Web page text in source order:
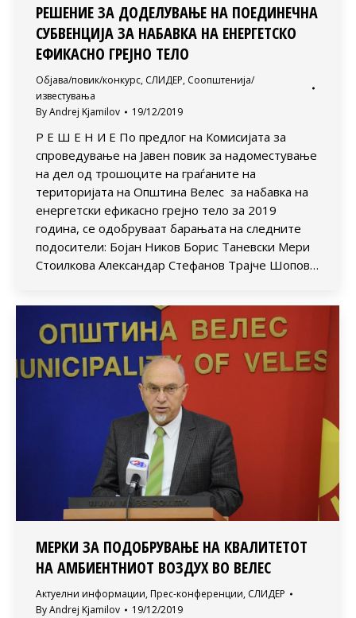
РЕШЕНИЕ ЗА ДОДЕЛУВАЊЕ НА ПОЕДИНЕЧНА
СУБВЕНЦИЈА ЗА НАБАВКА НА ЕНЕРГЕТСКО
ЕФИКАСНО ГРЕЈНО ТЕЛО
Објава/повик/конкурс, СЛИДЕР, Соопштенија/
известувања
ByAndrej Kjamilov 19/12/2019
Р Е Ш Е Н И Е По предлог на Комисијата за
спроведување на Јавен повик за надоместување
на дел од трошоците на граѓаните на
територијата на Општина Велес за набавка на
енергетски ефикасно грејно тело за 2019
година, се одобруваат барањата на следните
подосители: Бојан Ников Борис Таневски Мери
Стоилкова Александар Стефанов Трајче Шопов…
МЕРКИ ЗА ПОДОБРУВАЊЕ НА КВАЛИТЕТОТ
НА АМБИЕНТНИОТ ВОЗДУХ ВО ВЕЛЕС
Актуелни информации, Прес-конференции, СЛИДЕР
ByAndrej Kjamilov 19/12/2019